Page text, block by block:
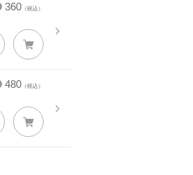
360 （税込）
480 （税込）